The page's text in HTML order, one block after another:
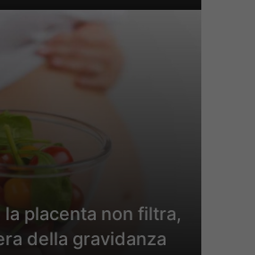
la placenta non filtra,
della gravidanza